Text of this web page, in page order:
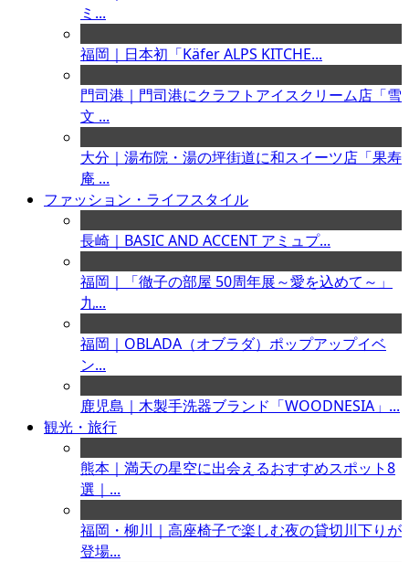
ミ...
福岡｜日本初「Käfer ALPS KITCHE...
門司港｜門司港にクラフトアイスクリーム店「雪
文 ...
大分｜湯布院・湯の坪街道に和スイーツ店「果寿
庵 ...
ファッション・ライフスタイル
長崎｜BASIC AND ACCENT アミュプ...
福岡｜「徹子の部屋 50周年展～愛を込めて～」
九...
福岡｜OBLADA（オブラダ）ポップアップイベ
ン...
鹿児島｜木製手洗器ブランド「WOODNESIA」...
観光・旅行
熊本｜満天の星空に出会えるおすすめスポット8
選｜...
福岡・柳川｜高座椅子で楽しむ夜の貸切川下りが
登場...